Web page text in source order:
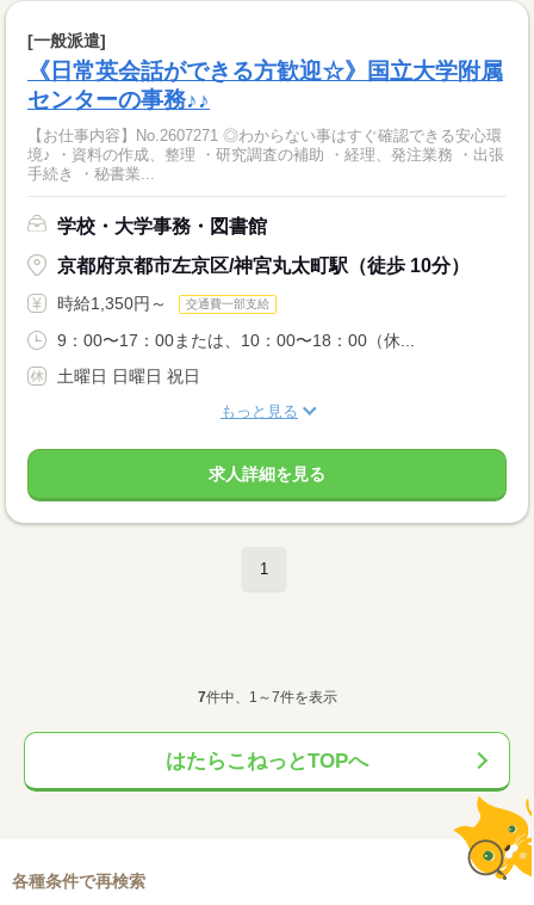
[一般派遣]
《日常英会話ができる方歓迎☆》国立大学附属
センターの事務♪♪
【お仕事内容】No.2607271 ◎わからない事はすぐ確認できる安心環
境♪ ・資料の作成、整理 ・研究調査の補助 ・経理、発注業務 ・出張
手続き ・秘書業...
学校・大学事務・図書館
京都府京都市左京区/神宮丸太町駅（徒歩 10分）
時給1,350円～ 交通費一部支給
9：00〜17：00または、10：00〜18：00（休...
土曜日 日曜日 祝日
もっと見る
求人詳細を見る
1
7件中、1～7件を表示
はたらこねっとTOPへ
各種条件で再検索